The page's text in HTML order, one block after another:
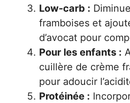
Low-carb :
framboises et
d’avocat pour
Pour les enfants :
cuillère de crème
pour adoucir
Protéinée :